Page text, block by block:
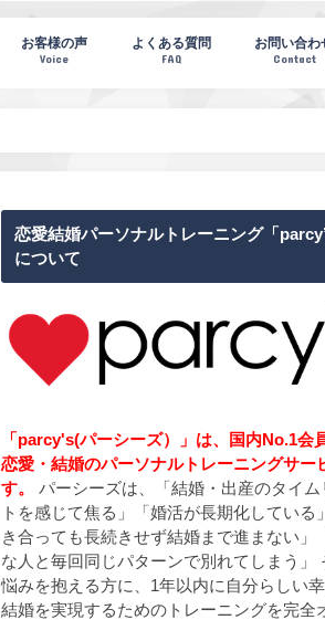
お客様の声
Voice
よくある質問
FAQ
お問い合わ
Contact
恋愛結婚パーソナルトレーニング「
について
「parcy's(パーシーズ）」は、国内No.1会
恋愛・結婚のパーソナルトレーニングサー
す。
パーシーズは、「結婚・出産のタイム
トを感じて焦る」「婚活が長期化している
き合っても長続きせず結婚まで進まない」
な人と毎回同じパターンで別れてしまう」
悩みを抱える方に、1年以内に自分らしい
結婚を実現するためのトレーニングを完全